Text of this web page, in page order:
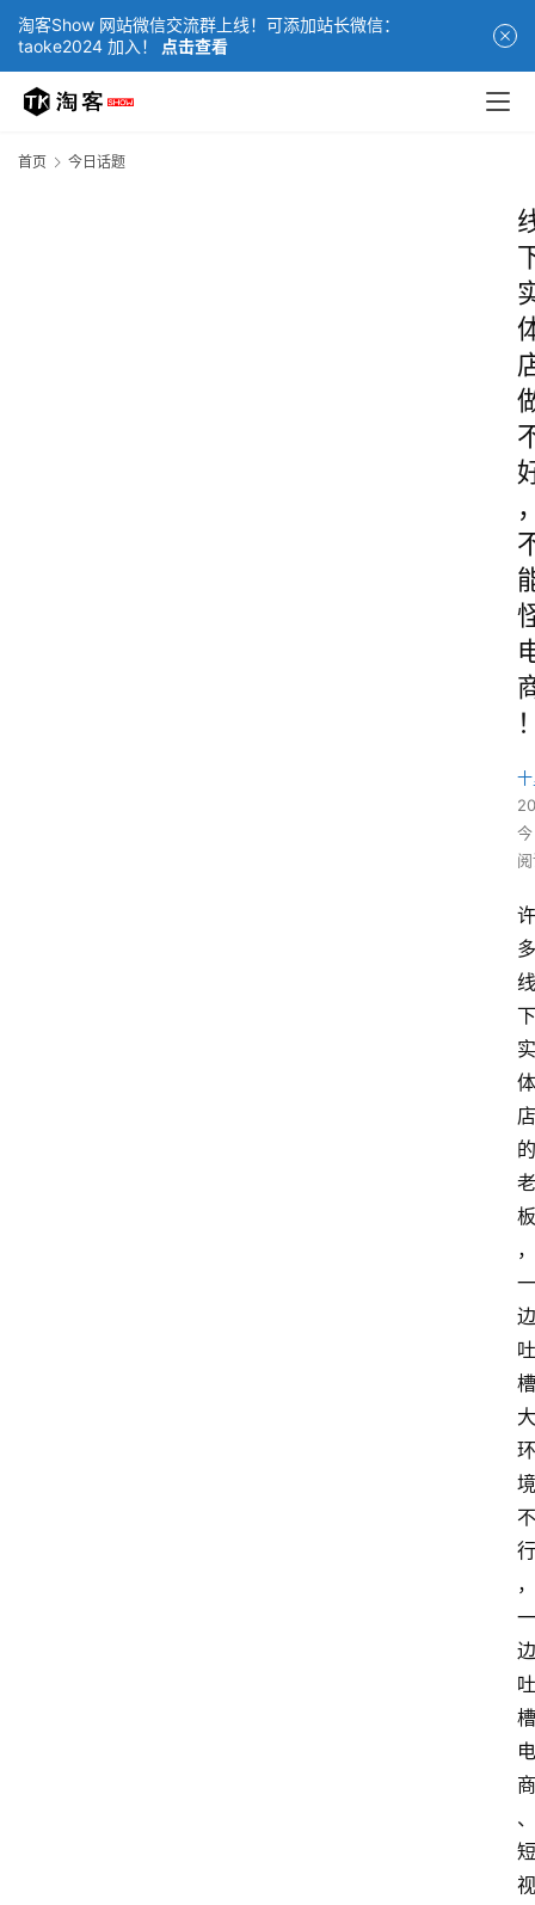
淘客Show 网站微信交流群上线！可添加站长微信：
taoke2024 加入！
点击查看
首页 今日话题
许
多
线
下
实
体
店
的
老
板
，
一
边
吐
槽
大
环
境
不
行
，
一
边
吐
槽
电
商
、
短
视